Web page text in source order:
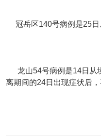
冠岳区140号病例是25日
龙山54号病例是14日从
离期间的24日出现症状后